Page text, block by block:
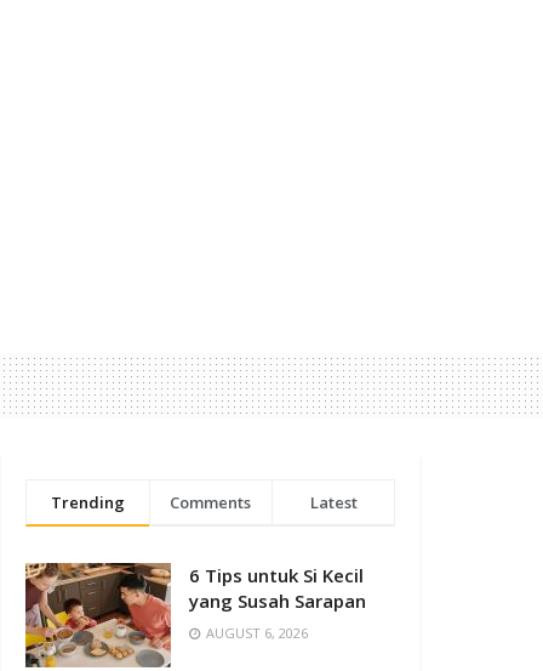
Trending Comments Latest
6 Tips untuk Si Kecil
yang Susah Sarapan
AUGUST 6, 2026